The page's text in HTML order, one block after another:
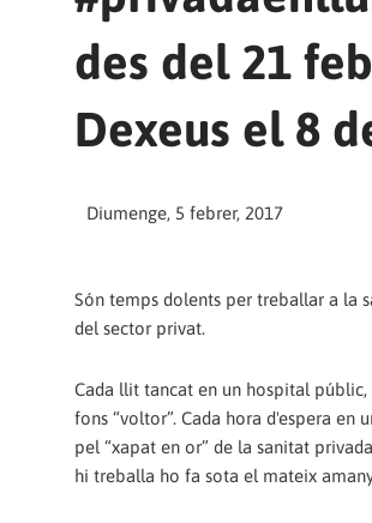
des del 21
Dexeus el 8
Diumenge, 5 febrer, 2017
Són temps dolents per treballar a la
del sector privat.
Cada llit tancat en un hospital
fons “voltor”. Cada hora d'espera en
pel “xapat en or” de la sanitat
hi treballa ho fa sota el mateix